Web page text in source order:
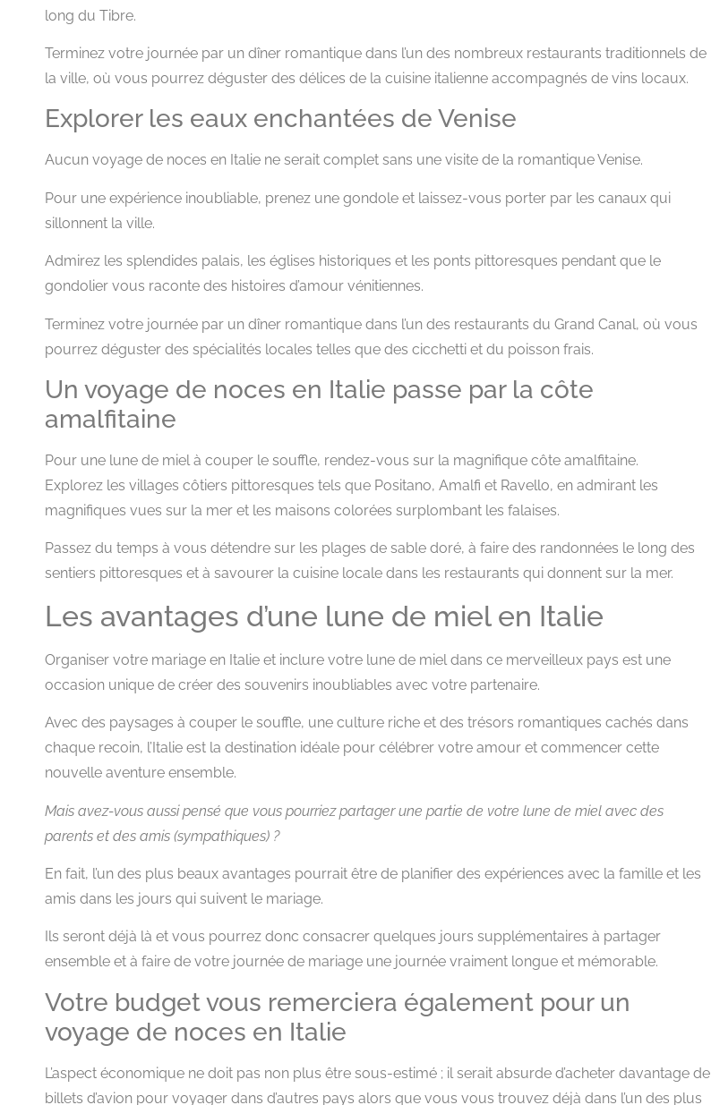
long du Tibre.
Terminez votre journée par un dîner romantique dans l’un des nombreux restaurants traditionnels de
la ville, où vous pourrez déguster des délices de la cuisine italienne accompagnés de vins locaux.
Explorer les eaux enchantées de Venise
Aucun voyage de noces en Italie ne serait complet sans une visite de la romantique Venise.
Pour une expérience inoubliable, prenez une gondole et laissez-vous porter par les canaux qui
sillonnent la ville.
Admirez les splendides palais, les églises historiques et les ponts pittoresques pendant que le
gondolier vous raconte des histoires d’amour vénitiennes.
Terminez votre journée par un dîner romantique dans l’un des restaurants du Grand Canal, où vous
pourrez déguster des spécialités locales telles que des cicchetti et du poisson frais.
Un voyage de noces en Italie passe par la côte
amalfitaine
Pour une lune de miel à couper le souffle, rendez-vous sur la magnifique côte amalfitaine.
Explorez les villages côtiers pittoresques tels que Positano, Amalfi et Ravello, en admirant les
magnifiques vues sur la mer et les maisons colorées surplombant les falaises.
Passez du temps à vous détendre sur les plages de sable doré, à faire des randonnées le long des
sentiers pittoresques et à savourer la cuisine locale dans les restaurants qui donnent sur la mer.
Les avantages d’une lune de miel en Italie
Organiser votre mariage en Italie et inclure votre lune de miel dans ce merveilleux pays est une
occasion unique de créer des souvenirs inoubliables avec votre partenaire.
Avec des paysages à couper le souffle, une culture riche et des trésors romantiques cachés dans
chaque recoin, l’Italie est la destination idéale pour célébrer votre amour et commencer cette
nouvelle aventure ensemble.
Mais avez-vous aussi pensé que vous pourriez partager une partie de votre lune de miel avec des
parents et des amis (sympathiques) ?
En fait, l’un des plus beaux avantages pourrait être de planifier des expériences avec la famille et les
amis dans les jours qui suivent le mariage.
Ils seront déjà là et vous pourrez donc consacrer quelques jours supplémentaires à partager
ensemble et à faire de votre journée de mariage une journée vraiment longue et mémorable.
Votre budget vous remerciera également pour un
voyage de noces en Italie
L’aspect économique ne doit pas non plus être sous-estimé ; il serait absurde d’acheter davantage de
billets d’avion pour voyager dans d’autres pays alors que vous vous trouvez déjà dans l’un des plus